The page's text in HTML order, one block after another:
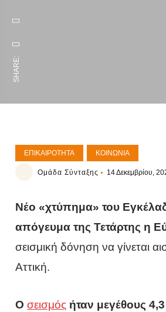
SHARE:
ΕΠΙΚΑΙΡΌΤΗΤΑ ΚΟΙΝΩΝΊΑ
Ομάδα Σύνταξης 14 Δεκεμβρίου,
Νέο «χτύπημα» του
απόγευμα της Τετάρτης η
σεισμική δόνηση να γίνεται
Αττική.
Οσεισμός ήταν μεγέθους